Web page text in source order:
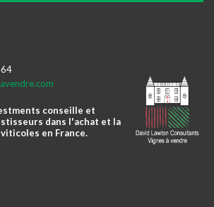
conseille et
dans l'achat et la
en France.